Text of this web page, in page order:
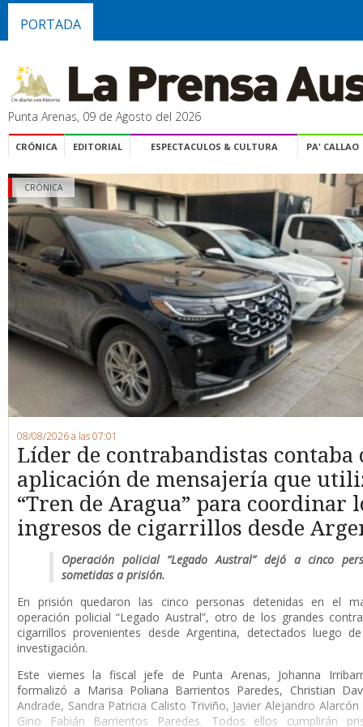
PORTADA
Punta Arenas, 09 de Agosto del 2026
CRÓNICA EDITORIAL ESPECTACULOS & CULTURA PA' CALLAO
CRÓNICA
08/08/2026 a las 07:01
Líder de contrabandistas contaba
aplicación de mensajería que
“Tren de Aragua” para coordinar
ingresos de cigarrillos desde
Operación policial “Legado Austral” dejó a cinco
sometidas a prisión.
En prisión quedaron las cinco personas detenidas en el
operación policial “Legado Austral”, otro de los grandes
cigarrillos provenientes desde Argentina, detectados luego
investigación.
Este viernes la fiscal jefe de Punta Arenas, Johanna
formalizó a Marisa Poliana Barrientos Paredes, Christian
Andrade, Sandra Patricia Calisto Triviño, Javier Alejandro Alarcón
Gino Fabián Barrientos Paredes. Todos ellos cumplirán